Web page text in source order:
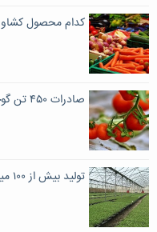
کدام محصول
صادرات ۴۵٠ تن گوجه‌فرنگی گلخانه‌ای خاش
تولید بیش از ۱۰۰ میلیون نشاء گلخانه‌ای در مرودشت